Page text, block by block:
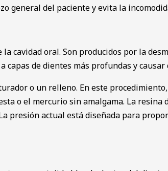
general del paciente y evita la
cavidad oral. Son producidos por la
capas de dientes más profundas y
o un relleno. En este
o el mercurio sin amalgama. La
presión actual está diseñada para